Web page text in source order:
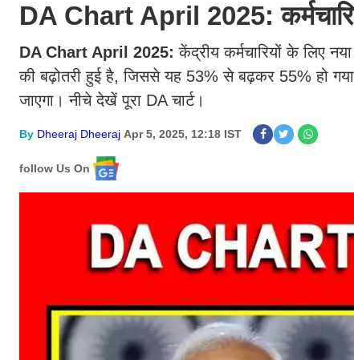
DA Chart April 2025:
DA Chart April 2025:केंद्रीय कर्मचारियों के लिए
की बढ़ोतरी हुई है, जिससे यह 53% से बढ़कर 55% हो
जाएगा। नीचे देखें पूरा DA चार्ट।​
By Dheeraj Dheeraj Apr 5, 2025, 12:18 IST
follow Us On